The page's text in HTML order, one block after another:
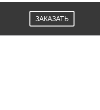
ЗАКАЗАТЬ